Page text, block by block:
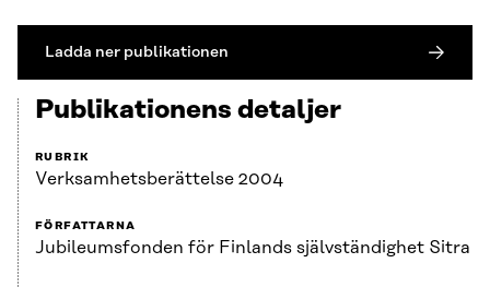
Ladda ner publikationen
Publikationens detaljer
RUBRIK
Verksamhets­berättelse 2004
FÖRFATTARNA
Jubileumsfonden för Finlands självständighet Sitra